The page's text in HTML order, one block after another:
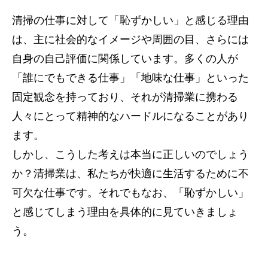
清掃の仕事に対して「恥ずかしい」と感じる理由
は、主に社会的なイメージや周囲の目、さらには
自身の自己評価に関係しています。多くの人が
「誰にでもできる仕事」「地味な仕事」といった
固定観念を持っており、それが清掃業に携わる
人々にとって精神的なハードルになることがあり
ます。
しかし、こうした考えは本当に正しいのでしょう
か？清掃業は、私たちが快適に生活するために不
可欠な仕事です。それでもなお、「恥ずかしい」
と感じてしまう理由を具体的に見ていきましょ
う。